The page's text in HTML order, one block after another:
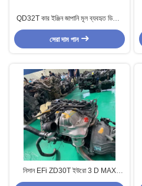
QD32T কার ইঞ্জিন জাপানি মূল ব্যবহৃত ডিজেল
ইঞ্জিন নিসান পিকআপ ট্রাকের জন্য।
সেরা দাম পান
নিসান EFi ZD30T ইউরো 3 D MAX
ব্যবহৃত ডিজেল ইঞ্জিন ট্রাক বা গাড়ি পরিবর্তন